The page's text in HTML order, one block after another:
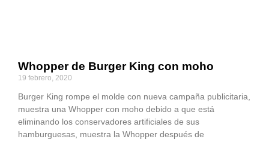
Whopper de Burger King con moho
19 febrero, 2020
Burger King rompe el molde con nueva campaña publicitaria,
muestra una Whopper con moho debido a que está
eliminando los conservadores artificiales de sus
hamburguesas, muestra la Whopper después de